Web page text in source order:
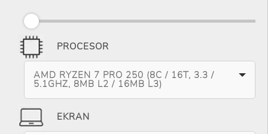
PROCESOR
AMD RYZEN 7 PRO 250 (8C / 16T, 3.3 /
5.1GHZ, 8MB L2 / 16MB L3)
EKRAN